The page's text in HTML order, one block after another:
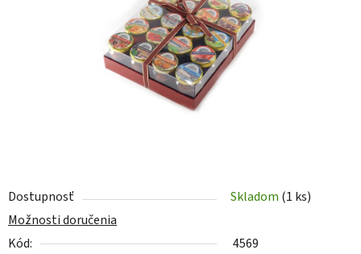
Dostupnosť Skladom (1 ks)
Možnosti doručenia
Kód:
4569